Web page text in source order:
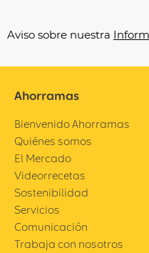
Aviso sobre nuestra
Ahorramas
Bienvenido Ahorramas
Quiénes somos
El Mercado
Videorrecetas
Sostenibilidad
Servicios
Comunicación
Trabaja con nosotros